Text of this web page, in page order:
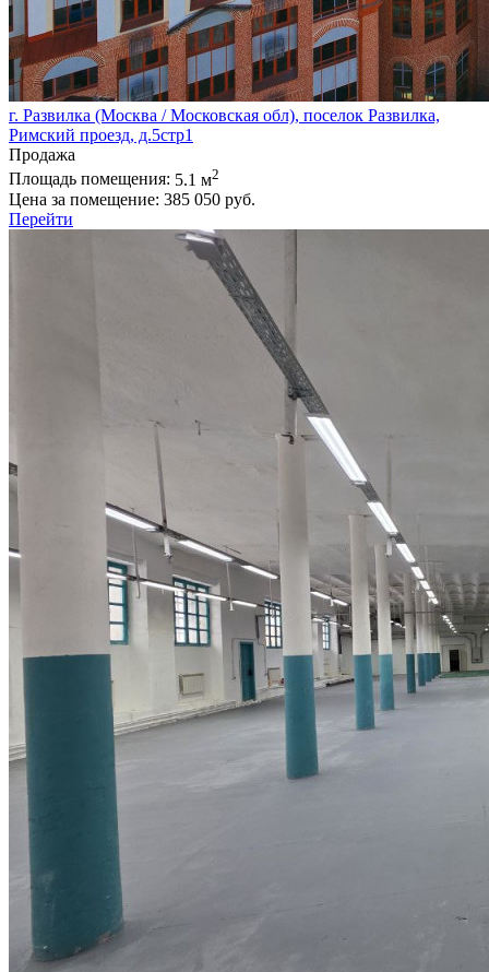
г. Развилка (Москва / Московская обл), поселок Развилка,
Римский проезд, д.5стр1
Продажа
Площадь помещения: 5.1 м2
Цена за помещение: 385 050 руб.
Перейти